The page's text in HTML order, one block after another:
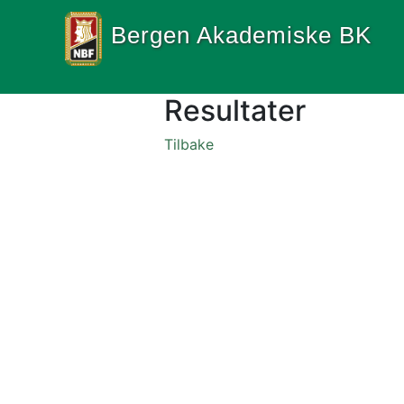
Bergen Akademiske BK
Resultater
Tilbake